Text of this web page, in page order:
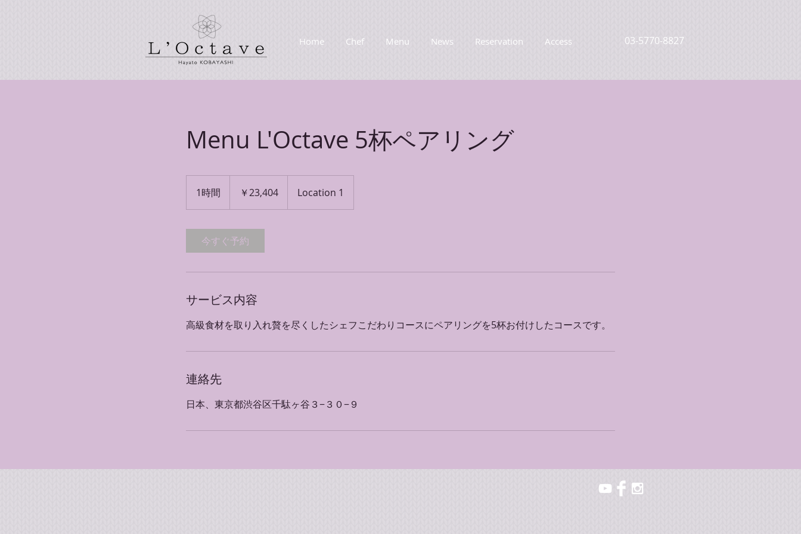
Home Chef Menu News Reservation Access 03-5770-8827
Menu L'Octave 5杯ペアリング
1時間
時
￥23,404 Location 1
今すぐ予約
サービス内容
高級食材を取り入れ贅を尽くしたシェフこだわりコースにペアリングを5杯お付けしたコースです。
連絡先
日本、東京都渋谷区千駄ヶ谷３−３０−９